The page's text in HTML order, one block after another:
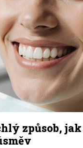
způsob, jak